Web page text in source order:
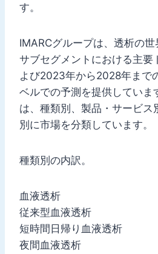
す。
IMARCグループは、透析の
サブセグメントにおける主要
よび2023年から2028年まで
ベルでの予測を提供していま
は、種類別、製品・サービス
別に市場を分類しています。
種類別の内訳。
血液透析
従来型血液透析
短時間日帰り血液透析
夜間血液透析